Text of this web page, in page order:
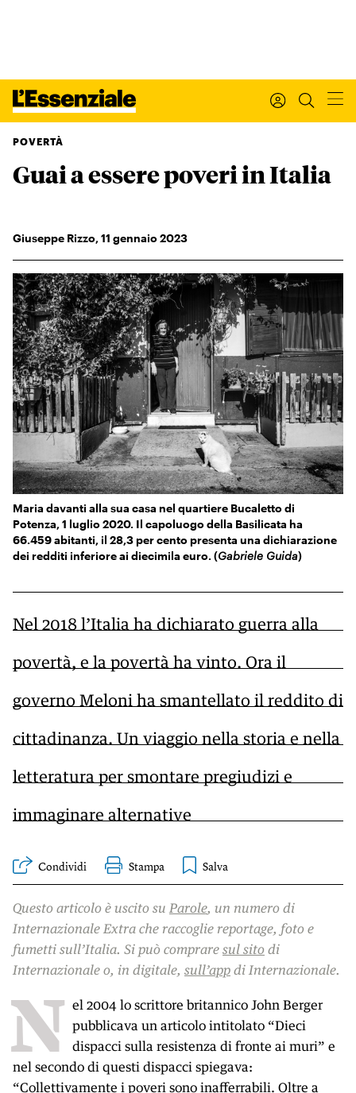
Xxx
I tuoi dati personali
I tuoi ordini
Regala o rinnova
Newsletter
Esci
L’ESSENZIALE
INTERNAZIONALE
IL SETTIMANALE
KIDS
FESTIVAL
L’ESSENZIALE
POVERTÀ
Guai a essere poveri in Italia
Giuseppe Rizzo,11 gennaio 2023
Maria davanti alla sua casa nel quartiere Bucaletto di
Potenza, 1 luglio 2020. Il capoluogo della Basilicata ha
66.459 abitanti, il 28,3 per cento presenta una dichiarazione
dei redditi inferiore ai diecimila euro. (Gabriele Guida)
Nel 2018 l’Italia ha dichiarato guerra alla
povertà, e la povertà ha vinto. Ora il
governo Meloni ha smantellato il reddito di
cittadinanza. Un viaggio nella storia e nella
letteratura per smontare pregiudizi e
immaginare alternative
Condividi Stampa
Questo articolo è uscito su Parole, un numero di
Internazionale Extra che raccoglie reportage, foto e
fumetti sull’Italia. Si può comprare sul sito di
Internazionale o, in digitale, sull’app di Internazionale.
N el 2004 lo scrittore britannico John Berger
pubblicava un articolo intitolato “Dieci
dispacci sulla resistenza di fronte ai muri” e
nel secondo di questi dispacci spiegava:
“Collettivamente i poveri sono inafferrabili. Oltre a